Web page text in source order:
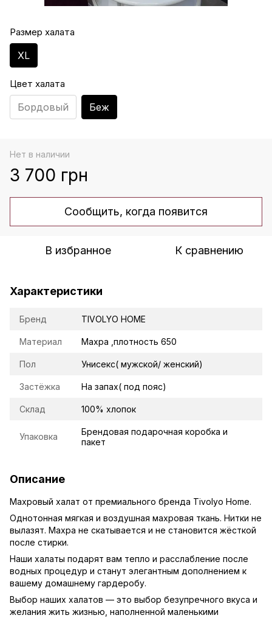
Размер халата
XL
Цвет халата
Бордовый Беж
Нет в наличии
3 700 грн
Сообщить, когда появится
В избранное К сравнению
Характеристики
Бренд TIVOLYO HOME
Материал Махра ,плотность 650
Пол Унисекс( мужской/ женский)
Застёжка На запах( под пояс)
Склад 100% хлопок
Упаковка
Брендовая подарочная коробка и
пакет
Описание
Махровый халат от премиального бренда Tivolyo Home.
Однотонная мягкая и воздушная махровая ткань. Нитки не
вылазят. Махра не скатывается и не становится жёсткой
после стирки.
Наши халаты подарят вам тепло и расслабление после
водных процедур и станут элегантным дополнением к
вашему домашнему гардеробу.
Выбор наших халатов — это выбор безупречного вкуса и
желания жить жизнью, наполненной маленькими